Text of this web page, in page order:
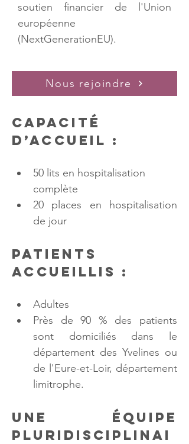
soutien financier de l'Union
européenne
(NextGenerationEU).
Nous rejoindre
Capacité
d’accueil :
50 lits en hospitalisation
complète
20 places en hospitalisation
de jour
Patients
accueillis :
Adultes
Près de 90 % des patients
sont domiciliés dans le
département des Yvelines ou
de l'Eure-et-Loir, département
limitrophe.
Une équipe
pluridisciplinai